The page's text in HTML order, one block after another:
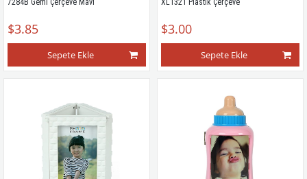
7284B Gemi Çerçeve Mavi
$3.85
Sepete Ekle
XL1321 Plastik Çerçeve
$3.00
Sepete Ekle